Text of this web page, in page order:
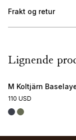
Frakt og retur
Lignende
M Koltjärn
110 USD